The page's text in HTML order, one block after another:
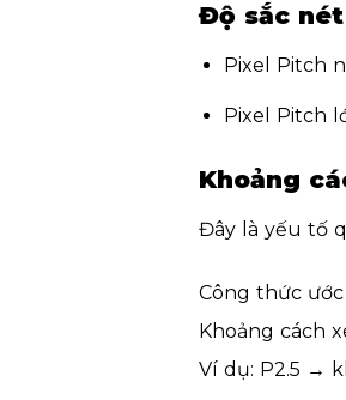
Độ sắc nét
Pixel Pitch
Pixel Pitch
Khoảng
Đây là yếu tố
Công thức
Khoảng cách
Ví dụ: P2.5 →